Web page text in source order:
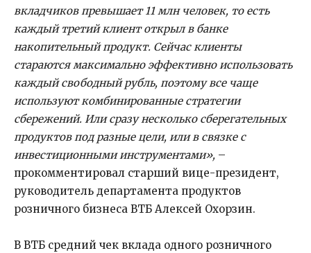
вкладчиков превышает 11 млн человек, то есть
каждый третий клиент открыл в банке
накопительный продукт. Сейчас клиенты
стараются максимально эффективно использовать
каждый свободный рубль, поэтому все чаще
используют комбинированные стратегии
сбережений. Или сразу несколько сберегательных
продуктов под разные цели, или в связке с
инвестиционными инструментами», –
прокомментировал старший вице-президент,
руководитель департамента продуктов
розничного бизнеса ВТБ Алексей Охорзин.
В ВТБ средний чек вклада одного розничного